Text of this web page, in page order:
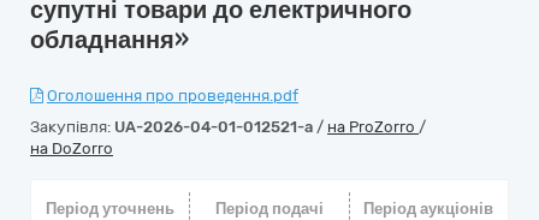
супутні товари до електричного
обладнання»
Оголошення про проведення.pdf
Закупівля: UA-2026-04-01-012521-a / на ProZorro /
на DoZorro
Період уточнень
Період подачі
Період аукціонів